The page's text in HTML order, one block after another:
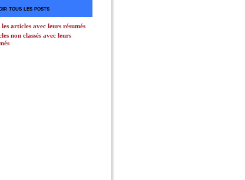
tous les posts
les articles avec leurs résumés
non classés avec leurs